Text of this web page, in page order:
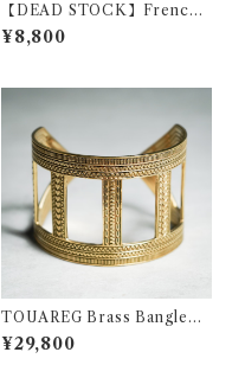
【DEAD STOCK】French
Military Shcool Marin Park
a フランス軍 士官学校 マリン
¥8,800
TOUAREG Brass Bangleト
ゥアレグ ブラス バングル 真鍮
156
¥29,800